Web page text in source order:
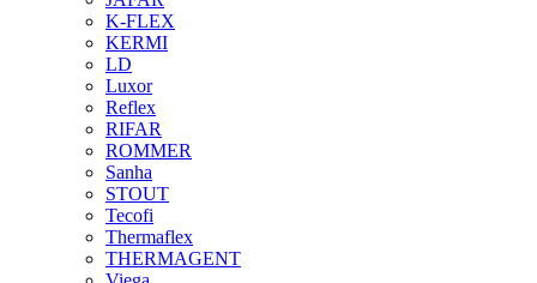
K-FLEX
KERMI
LD
Luxor
Reflex
RIFAR
ROMMER
Sanha
STOUT
Tecofi
Thermaflex
THERMAGENT